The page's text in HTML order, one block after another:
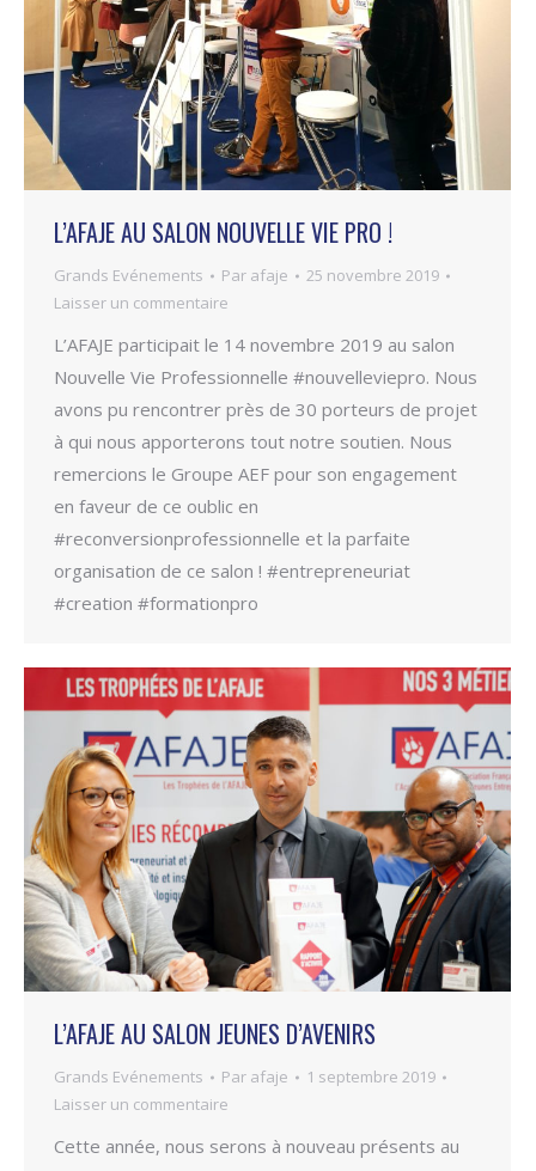
L’AFAJE AU SALON NOUVELLE VIE PRO !
Grands Evénements Par afaje
25 novembre 2019
Laisser un commentaire
L’AFAJE participait le 14 novembre 2019 au salon
Nouvelle Vie Professionnelle #nouvelleviepro. Nous
avons pu rencontrer près de 30 porteurs de projet
à qui nous apporterons tout notre soutien. Nous
remercions le Groupe AEF pour son engagement
en faveur de ce oublic en
#reconversionprofessionnelle et la parfaite
organisation de ce salon ! #entrepreneuriat
#creation #formationpro
L’AFAJE AU SALON JEUNES D’AVENIRS
Grands Evénements Par afaje
1 septembre 2019
Laisser un commentaire
Cette année, nous serons à nouveau présents au